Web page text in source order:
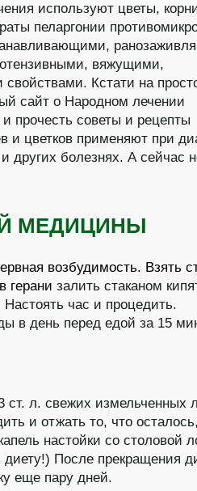
используют цветы,
пеларгонии
вяжущими,
Кстати на
сайт о Народном лечении
прочесть советы и рецепты
и цветков применяют при
других болезнях. А сейчас
МЕДИЦИНЫ
возбудимость. Взять
герани залить стаканом
час и процедить.
в день перед едой за 15
л. свежих измельченных
и отжать то, что
настойки со столовой
После прекращения
еще пару дней.